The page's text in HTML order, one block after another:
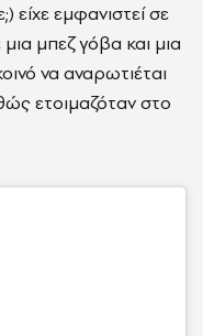
εμφανιστεί σε
μπεζ γόβα και μια
να αναρωτιέται
ετοιμαζόταν στο